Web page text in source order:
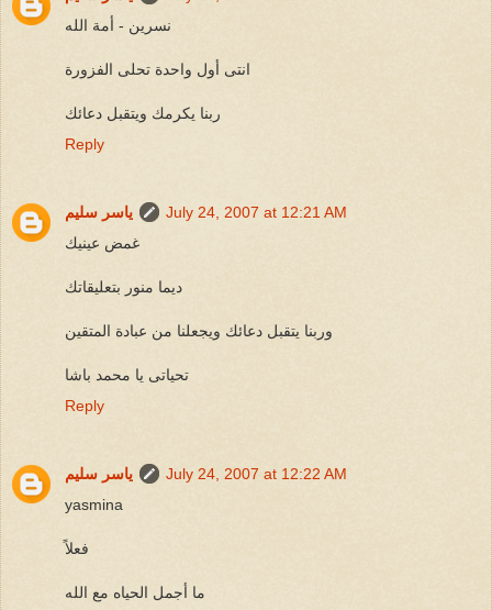
نسرين - أمة الله
انتى أول واحدة تحلى الفزورة
ربنا يكرمك ويتقبل دعائك
Reply
ياسر سليم
July 24, 2007 at 12:21 AM
غمض عينيك
ديما منور بتعليقاتك
وربنا يتقبل دعائك ويجعلنا من عبادة المتقين
تحياتى يا محمد باشا
Reply
ياسر سليم
July 24, 2007 at 12:22 AM
yasmina
فعلاً
ما أجمل الحياه مع الله